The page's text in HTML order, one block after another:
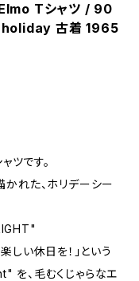
Tシャツ / 90
holiday 古着 1965
です。
れた、ホリデーシー
しい休日を！」という
、毛むくじゃらなエ